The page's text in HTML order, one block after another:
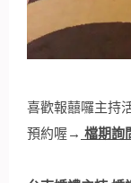
喜歡報囍囉主持
預約喔→ 檔期詢